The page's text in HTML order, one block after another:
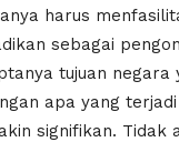
harus
sebagai
tujuan
apa yang
signifikan.